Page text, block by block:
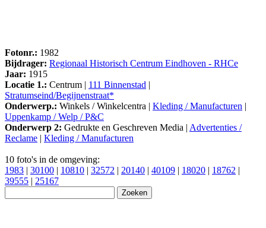
Fotonr.: 1982
Bijdrager: Regionaal Historisch Centrum Eindhoven - RHCe
Jaar: 1915
Locatie 1.: Centrum | 111 Binnenstad |
Stratumseind/Begijnenstraat*
Onderwerp.: Winkels / Winkelcentra | Kleding / Manufacturen |
Uppenkamp / Welp / P&C
Onderwerp 2: Gedrukte en Geschreven Media | Advertenties /
Reclame | Kleding / Manufacturen
10 foto's in de omgeving:
1983 | 30100 | 10810 | 32572 | 20140 | 40109 | 18020 | 18762 |
39555 | 25167